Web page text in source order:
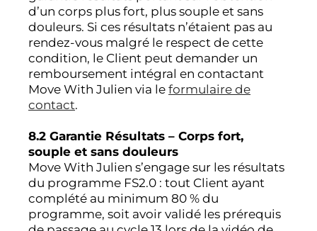
d’un corps plus fort, plus souple et sans
douleurs. Si ces résultats n’étaient pas au
rendez-vous malgré le respect de cette
condition, le Client peut demander un
remboursement intégral en contactant
Move With Julien via le formulaire de
contact.
8.2 Garantie Résultats – Corps fort,
souple et sans douleurs
Move With Julien s’engage sur les résultats
du programme FS2.0 : tout Client ayant
complété au minimum 80 % du
programme, soit avoir validé les prérequis